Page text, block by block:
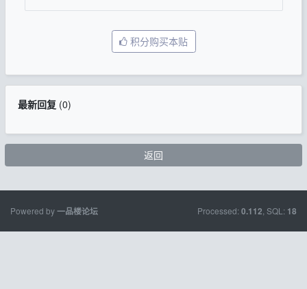
积分购买本贴
最新回复(0)
返回
Powered by一品楼论坛 Processed: 0.112 , SQL: 18